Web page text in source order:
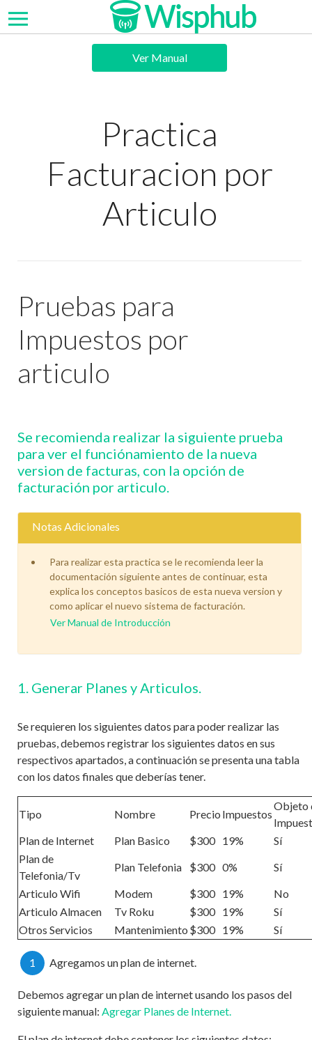
Ver Manual
Practica
Facturacion por
Articulo
Pruebas para
Impuestos por
articulo
Se recomienda realizar la siguiente prueba
para ver el funciónamiento de la nueva
version de facturas, con la opción de
facturación por articulo.
Notas Adicionales
Para realizar esta practica se le recomienda leer la
documentación siguiente antes de continuar, esta
explica los conceptos basicos de esta nueva version y
como aplicar el nuevo sistema de facturación.
Ver Manual de Introducción
1. Generar Planes y Articulos.
Se requieren los siguientes datos para poder realizar las
pruebas, debemos registrar los siguientes datos en sus
respectivos apartados, a continuación se presenta una tabla
con los datos finales que deberías tener.
Tipo Nombre Precio Impuestos
Objeto
Plan de Internet
Plan Basico $300 19%
Sí
Plan de
Telefonia/Tv
Plan Telefonia $300 0%
Sí
Articulo Wifi
Modem $300 19%
No
Articulo Almacen
Tv Roku $300 19%
Sí
Otros Servicios
Mantenimiento $300 19% Sí
1 Agregamos un plan de internet.
Debemos agregar un plan de internet usando los pasos del
siguiente manual: Agregar Planes de Internet.